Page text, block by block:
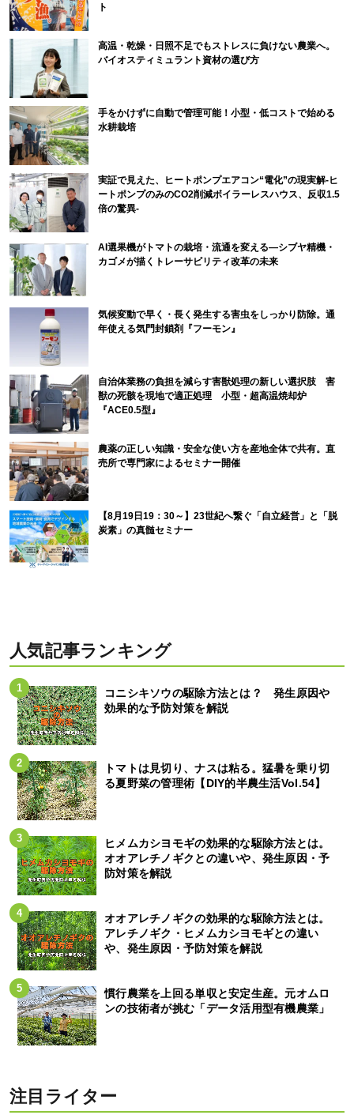
ト
高温・乾燥・日照不足でもストレスに負けない農業へ。
バイオスティミュラント資材の選び方
手をかけずに自動で管理可能！小型・低コストで始める
水耕栽培
実証で見えた、ヒートポンプエアコン“電化”の現実解-ヒ
ートポンプのみのCO2削減ボイラーレスハウス、反収1.5
倍の驚異-
AI選果機がトマトの栽培・流通を変える―シブヤ精機・
カゴメが描くトレーサビリティ改革の未来
気候変動で早く・長く発生する害虫をしっかり防除。通
年使える気門封鎖剤『フーモン』
自治体業務の負担を減らす害獣処理の新しい選択肢 害
獣の死骸を現地で適正処理 小型・超高温焼却炉
『ACE0.5型』
農薬の正しい知識・安全な使い方を産地全体で共有。直
売所で専門家によるセミナー開催
【8月19日19：30～】23世紀へ繋ぐ「自立経営」と「脱
炭素」の真髄セミナー
人気記事ランキング
コニシキソウの駆除方法とは？ 発生原因や
効果的な予防対策を解説
トマトは見切り、ナスは粘る。猛暑を乗り切
る夏野菜の管理術【DIY的半農生活Vol.54】
ヒメムカシヨモギの効果的な駆除方法とは。
オオアレチノギクとの違いや、発生原因・予
防対策を解説
オオアレチノギクの効果的な駆除方法とは。
アレチノギク・ヒメムカシヨモギとの違い
や、発生原因・予防対策を解説
慣行農業を上回る単収と安定生産。元オムロ
ンの技術者が挑む「データ活用型有機農業」
注目ライター